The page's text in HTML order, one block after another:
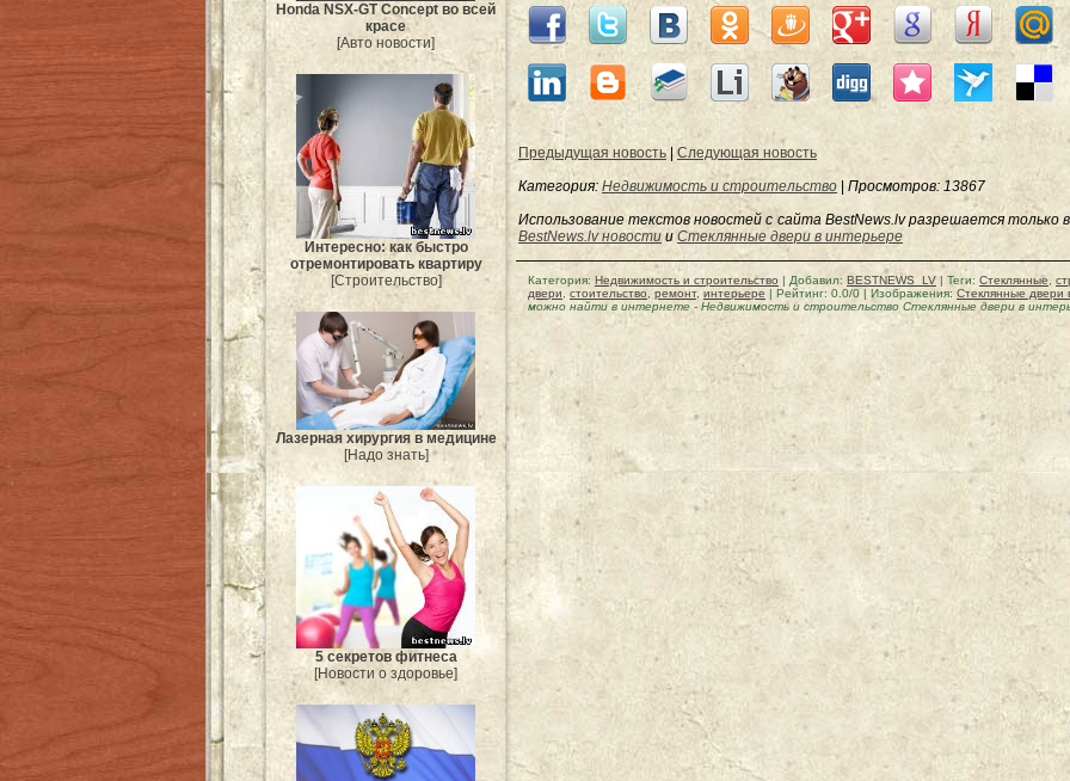
Honda NSX-GT Concept во всей
красе
[Авто новости]
Интересно: как быстро
отремонтировать квартиру
[Строительство]
Лазерная хирургия в медицине
[Надо знать]
5 секретов фитнеса
[Новости о здоровье]
Предыдущая новость
Следующая новость
Категория: Недвижимость и строительство Просмотров: 13867
Использование текстов новостей с сайта BestNews.lv разрешается только
BestNews.lv новости и Стеклянные двери в интерьере
Категория: Недвижимость и строительство | Добавил: BESTNEWS_LV | Теги: Стеклянные
двери
стоительство ремонт, интерьере | Рейтинг: 0.0/0 | Изображения: Стеклянные двери
можно найти в интернете - Недвижимость и строительство Стеклянные двери в